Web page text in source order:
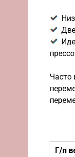
Часто
Г/п